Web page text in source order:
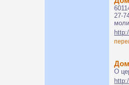
27-
О